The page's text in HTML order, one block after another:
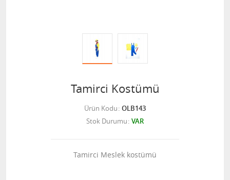
Tamirci Kostümü
Ürün Kodu OLB143
Stok Durumu VAR
Tamirci Meslek kostümü